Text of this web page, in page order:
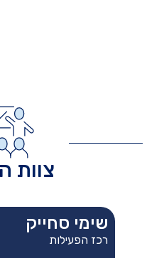
צוות
שימי סחייק
רכז הפעילות